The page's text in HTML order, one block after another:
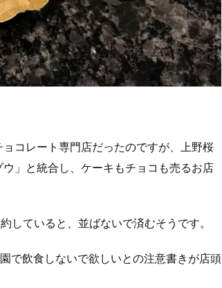
コレート専門店だったのですが、上野桜
」と統合し、ケーキもチョコも売るお店
していると、並ばないで済むそうです。
で飲食しないで欲しいとの注意書きが店頭